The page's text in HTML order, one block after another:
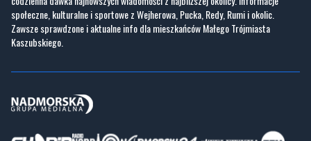
społeczne, kulturalne i sportowe z Wejherowa, Pucka, Redy, Rumi i okolic.
Zawsze sprawdzone i aktualne info dla mieszkańców Małego Trójmiasta
Kaszubskiego.